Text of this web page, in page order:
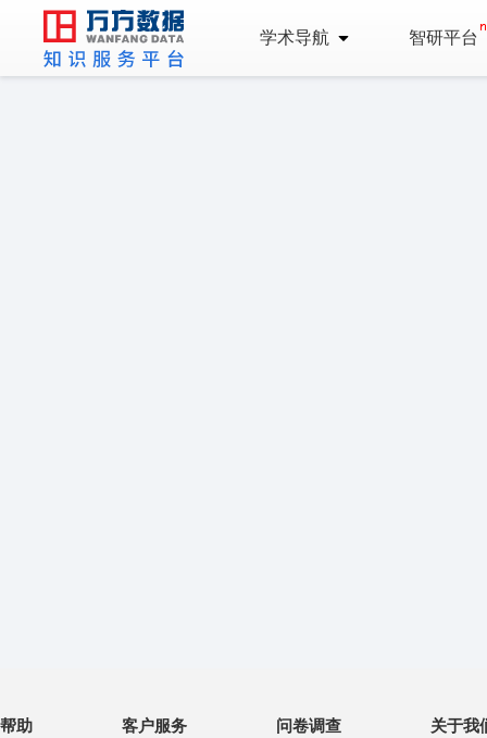
学术导航 智研平台
帮助 客户服务 问卷调查 关于我